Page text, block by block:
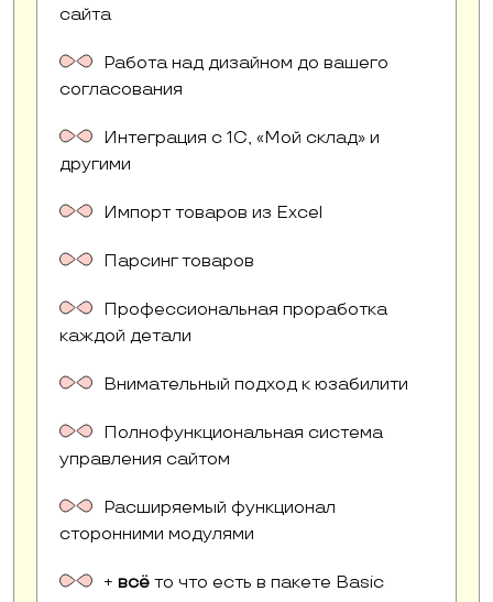
сайта
Работа над дизайном до вашего
согласования
Интеграция с 1С, «Мой склад» и
другими
Импорт товаров из Excel
Парсинг товаров
Профессиональная проработка
каждой детали
Внимательный подход к юзабилити
Полнофункциональная система
управления сайтом
Расширяемый функционал
сторонними модулями
+ всё то что есть в пакете Basic